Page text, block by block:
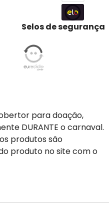
Selos de segurança
para doação,
DURANTE o carnaval.
produtos são
produto no site com o